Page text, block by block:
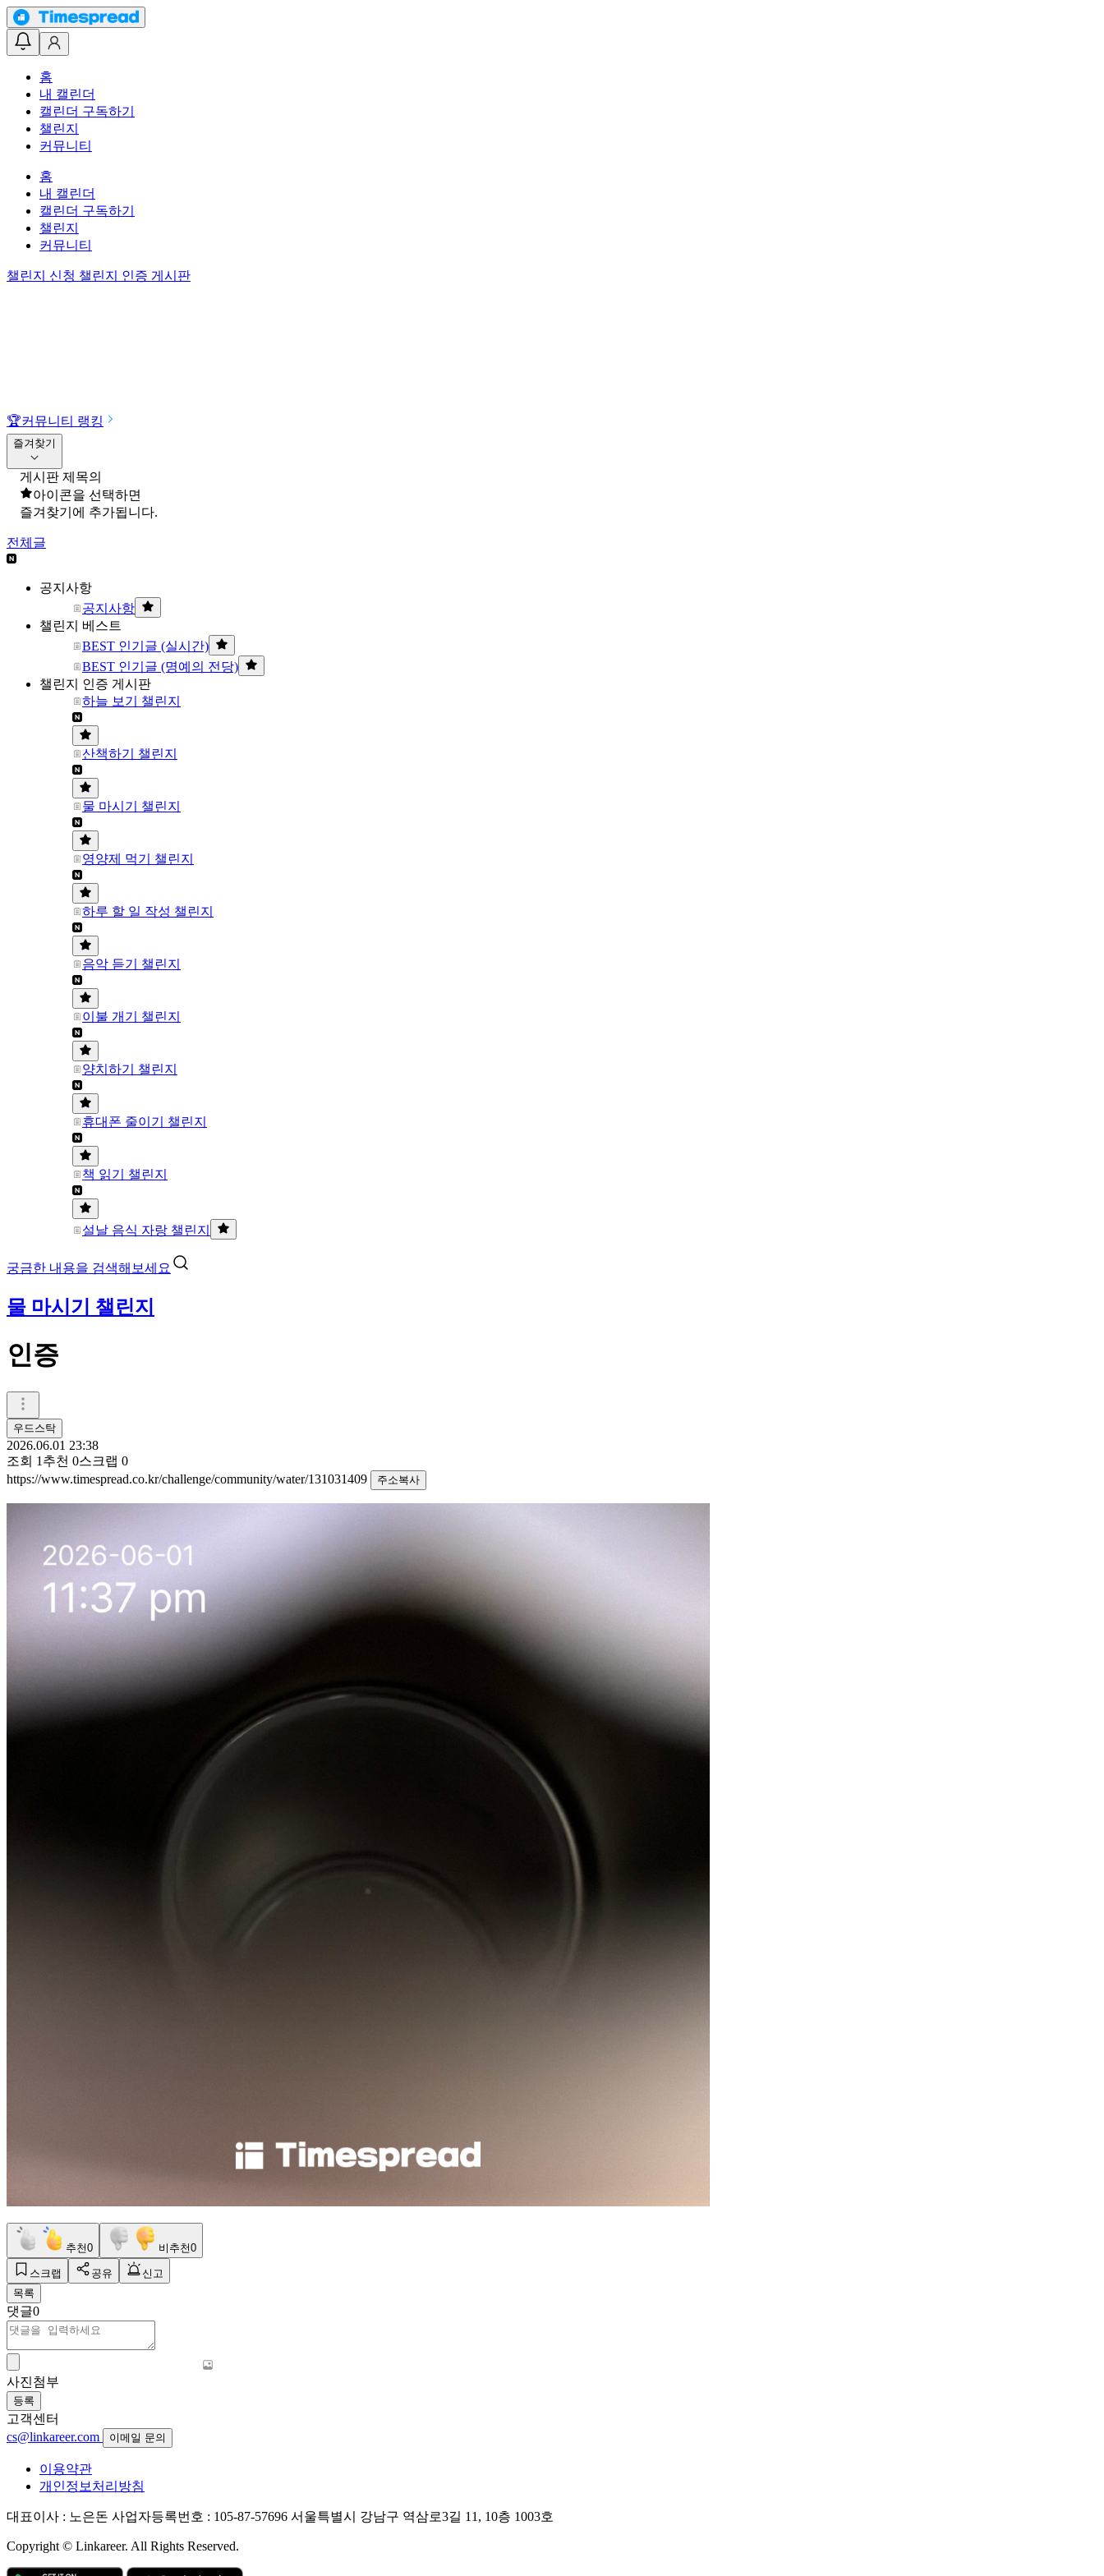
홈
내 캘린더
캘린더 구독하기
챌린지
커뮤니티
홈
내 캘린더
캘린더 구독하기
챌린지
커뮤니티
챌린지 신청 챌린지 인증 게시판
🏆커뮤니티 랭킹
즐겨찾기
게시판 제목의
아이콘을 선택하면
즐겨찾기에 추가됩니다.
전체글
공지사항
공지사항
챌린지 베스트
BEST 인기글 (실시간)
BEST 인기글 (명예의 전당)
챌린지 인증 게시판
하늘 보기 챌린지
산책하기 챌린지
물 마시기 챌린지
영양제 먹기 챌린지
하루 할 일 작성 챌린지
음악 듣기 챌린지
이불 개기 챌린지
양치하기 챌린지
휴대폰 줄이기 챌린지
책 읽기 챌린지
설날 음식 자랑 챌린지
궁금한 내용을 검색해보세요
물 마시기 챌린지
인증
우드스탁
2026.06.01 23:38
조회 1 추천 0스크랩 0
https://www.timespread.co.kr/challenge/community/water/131031409
주소복사
추천0 비추천0
스크랩 공유
신고
목록
댓글0
사진첨부
등록
고객센터
cs@linkareer.com
이메일 문의
이용약관
개인정보처리방침
대표이사 : 노은돈 사업자등록번호 : 105-87-57696 서울특별시 강남구 역삼로3길 11, 10층 1003호
Copyright © Linkareer. All Rights Reserved.